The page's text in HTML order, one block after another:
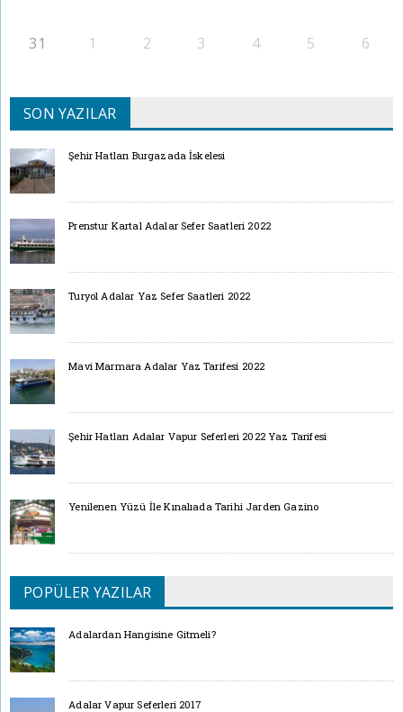
31 1 2 3 4 5 6
SON YAZILAR
Şehir Hatları Burgazada İskelesi
Prenstur Kartal Adalar Sefer Saatleri 2022
Turyol Adalar Yaz Sefer Saatleri 2022
Mavi Marmara Adalar Yaz Tarifesi 2022
Şehir Hatları Adalar Vapur Seferleri 2022 Yaz Tarifesi
Yenilenen Yüzü İle Kınalıada Tarihi Jarden Gazino
POPÜLER YAZILAR
Adalardan Hangisine Gitmeli?
Adalar Vapur Seferleri 2017